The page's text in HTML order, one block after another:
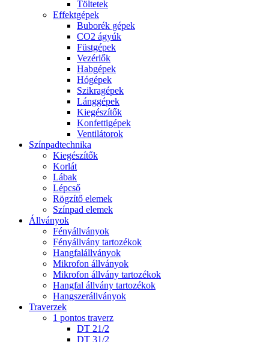
Töltetek
Effektgépek
Buborék gépek
CO2 ágyúk
Füstgépek
Vezérlők
Habgépek
Hógépek
Szikragépek
Lánggépek
Kiegészítők
Konfettigépek
Ventilátorok
Színpadtechnika
Kiegészítők
Korlát
Lábak
Lépcső
Rögzítő elemek
Színpad elemek
Állványok
Fényállványok
Fényállvány tartozékok
Hangfalállványok
Mikrofon állványok
Mikrofon állvány tartozékok
Hangfal állvány tartozékok
Hangszerállványok
Traverzek
1 pontos traverz
DT 21/2
DT 31/2